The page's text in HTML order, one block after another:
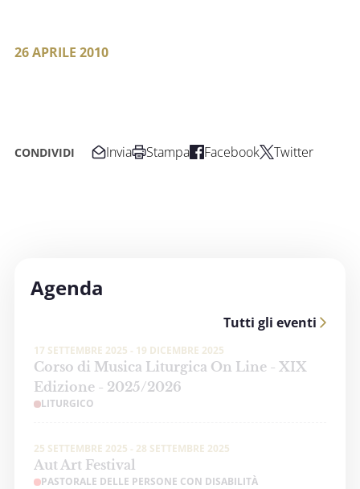
26 APRILE 2010
CONDIVIDI Invia Stampa Facebook Twitter
Agenda
Tutti gli eventi
17 SETTEMBRE 2025 - 19 DICEMBRE 2025
Corso di Musica Liturgica On Line - XIX
Edizione - 2025/2026
LITURGICO
25 SETTEMBRE 2025 - 28 SETTEMBRE 2025
Aut Art Festival
PASTORALE DELLE PERSONE CON DISABILITÀ